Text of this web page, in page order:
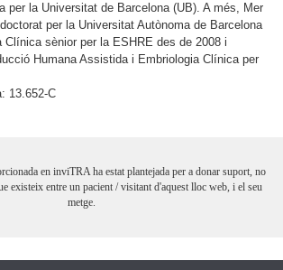
per la Universitat de Barcelona (UB). A més, Mercè
doctorat per la Universitat Autònoma de Barcelona
Clínica sènior per la ESHRE des de 2008 i
Humana Assistida i Embriologia Clínica per
13.652-C
en inviTRA ha estat plantejada per a donar suport, no
existeix entre un pacient / visitant d'aquest lloc web, i el seu
metge.